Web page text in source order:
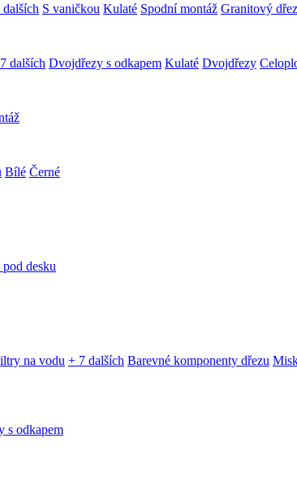
S vaničkou Kulaté Spodní montáž Granitový
dalších Dvojdřezy s odkapem Kulaté Dvojdřezy
Bílé Černé
desku
na vodu + 7 dalších Barevné komponenty dřezu
s odkapem